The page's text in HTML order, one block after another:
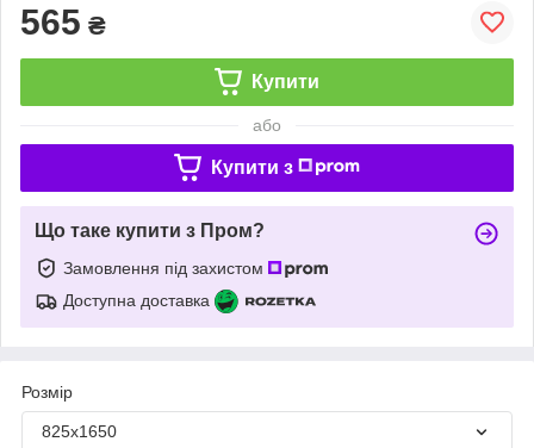
565 ₴
Купити
або
Купити з
Що таке купити з Пром?
Замовлення під захистом
Доступна доставка
Розмір
825х1650